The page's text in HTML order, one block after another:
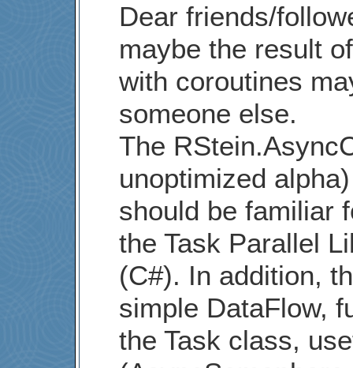
Dear friends/
maybe the result
with coroutines
someone else.
The
unoptimized
should be familiar
the Task Parallel
(C#). In addition,
simple DataFlow,
the Task class,